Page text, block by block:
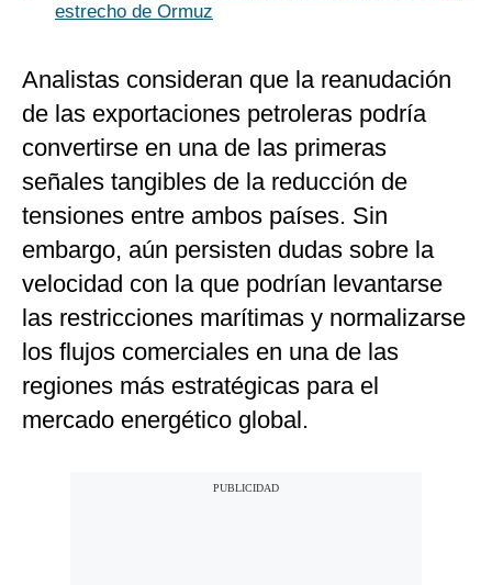
estrecho de Ormuz
Analistas consideran que la reanudación
de las exportaciones petroleras podría
convertirse en una de las primeras
señales tangibles de la reducción de
tensiones entre ambos países. Sin
embargo, aún persisten dudas sobre la
velocidad con la que podrían levantarse
las restricciones marítimas y normalizarse
los flujos comerciales en una de las
regiones más estratégicas para el
mercado energético global.